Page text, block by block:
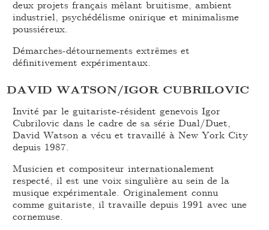
deux projets français mêlant bruitisme, ambient
industriel, psychédélisme onirique et minimalisme
poussiéreux.
Démarches-détournements extrêmes et
définitivement expérimentaux.
DAVID WATSON/IGOR CUBRILOVIC
Invité par le guitariste-résident genevois Igor
Cubrilovic dans le cadre de sa série Dual/Duet,
David Watson a vécu et travaillé à New York City
depuis 1987.
Musicien et compositeur internationalement
respecté, il est une voix singulière au sein de la
musique expérimentale. Originalement connu
comme guitariste, il travaille depuis 1991 avec une
cornemuse.